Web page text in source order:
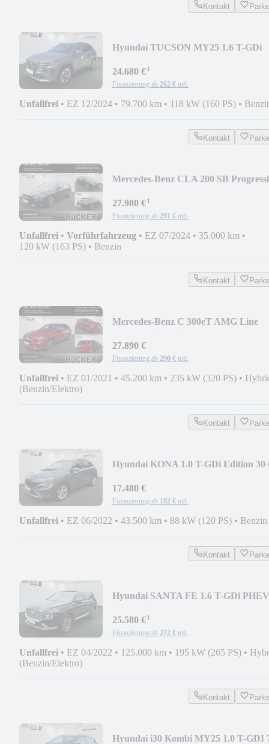
Kontakt
Hyundai TUCSON MY25 1.6 T-GDi
24.680 €¹
Finanzierung ab 262 € mtl.
Unfallfrei • EZ 12/2024 • 79.700 km • 118 kW (160 PS) •
Kontakt
Mercedes-Benz CLA 200 SB
27.980 €¹
Finanzierung ab 291 € mtl.
Unfallfrei • Vorführfahrzeug • EZ 07/2024 • 35.000 km •
120 kW (163 PS) • Benzin
Kontakt
Mercedes-Benz C 300eT AMG Line
27.890 €
Finanzierung ab 290 € mtl.
Unfallfrei • EZ 01/2021 • 45.200 km • 235 kW (320 PS) •
(Benzin/Elektro)
Kontakt
Hyundai KONA 1.0 T-GDi Edition
17.480 €
Finanzierung ab 182 € mtl.
Unfallfrei • EZ 06/2022 • 43.500 km • 88 kW (120 PS) • Benzin
Kontakt
Hyundai SANTA FE 1.6 T-GDi PHEV
25.580 €¹
Finanzierung ab 272 € mtl.
Unfallfrei • EZ 04/2022 • 125.000 km • 195 kW (265 PS) •
(Benzin/Elektro)
Kontakt
Hyundai i30 Kombi MY25 1.0 T-GDI